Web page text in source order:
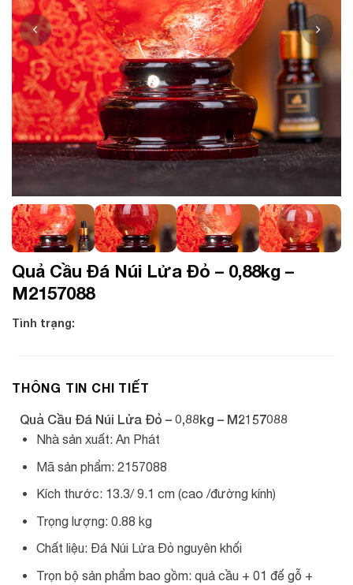
Quả Cầu Đá Núi Lửa Đỏ – 0,88kg –
M2157088
Tình trạng:
THÔNG TIN CHI TIẾT
Quả Cầu Đá Núi Lửa Đỏ – 0,88kg – M2157088
Nhà sản xuất: An Phát
Mã sản phẩm: 2157088
Kích thước: 13.3/ 9.1 cm (cao /đường kính)
Trọng lượng: 0.88 kg
Chất liệu: Đá Núi Lửa Đỏ nguyên khối
Trọn bộ sản phẩm bao gồm: quả cầu + 01 đế gỗ +